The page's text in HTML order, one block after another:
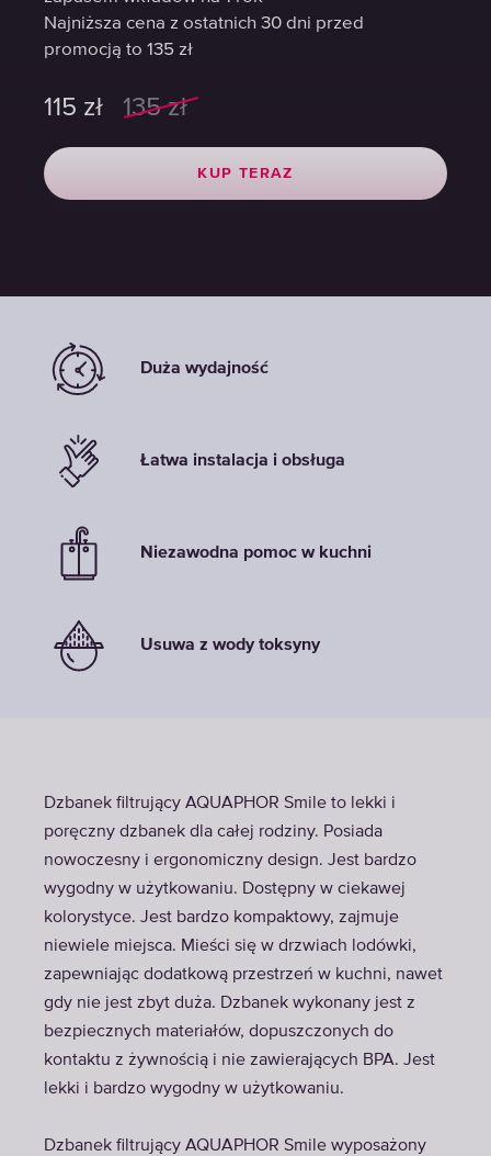
Najniższa cena z ostatnich 30 dni przed
promocją to 135 zł
115 zł 135 zł
KUP TERAZ
Najniższa cena z ostatnich 30 dni przed
promocją to 135 zł
115 zł 135 zł
KUP TERAZ
Najniższa cena z ostatnich 30 dni przed
promocją to 135 zł
115 zł 135 zł
KUP TERAZ
Duża wydajność
Łatwa instalacja i obsługa
Niezawodna pomoc w kuchni
Usuwa z wody toksyny
Dzbanek filtrujący AQUAPHOR Smile to lekki i
poręczny dzbanek dla całej rodziny. Posiada
nowoczesny i ergonomiczny design. Jest bardzo
wygodny w użytkowaniu. Dostępny w ciekawej
kolorystyce. Jest bardzo kompaktowy, zajmuje
niewiele miejsca. Mieści się w drzwiach lodówki,
zapewniając dodatkową przestrzeń w kuchni, nawet
gdy nie jest zbyt duża. Dzbanek wykonany jest z
bezpiecznych materiałów, dopuszczonych do
kontaktu z żywnością i nie zawierających BPA. Jest
lekki i bardzo wygodny w użytkowaniu.
Dzbanek filtrujący AQUAPHOR Smile wyposażony